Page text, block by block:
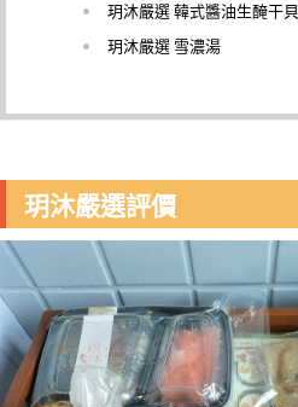
玥沐嚴選 韓式醬油生醃干貝
玥沐嚴選 雪濃湯
玥沐嚴選評價